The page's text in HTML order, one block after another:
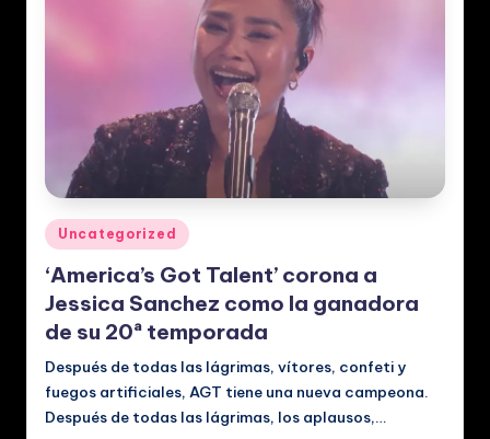
Posted
in
Uncategorized
‘America’s Got Talent’ corona a
Jessica Sanchez como la ganadora
de su 20ª temporada
Después de todas las lágrimas, vítores, confeti y
fuegos artificiales, AGT tiene una nueva campeona.
Después de todas las lágrimas, los aplausos,…